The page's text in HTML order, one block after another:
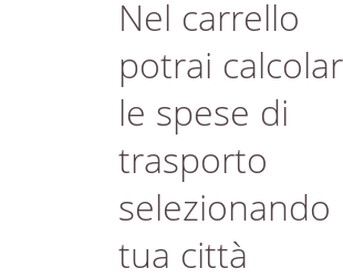
Nel carrello
potrai
le spese di
trasporto
selezionando
tua città